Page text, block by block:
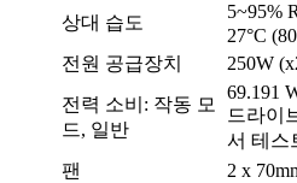
상대 습도
5~95%
27°C
전원 공급장치
250W
전력 소비: 작동 모
드, 일반
69.191
드라이
서 테스
팬
2 x